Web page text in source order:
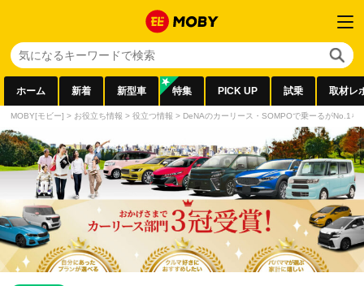
ホーム 新着 新型車 特集 PICK UP 試乗 取材レ
MOBY[モビー] > お役立ち情報 > 役立つ情報 > DeNAのカーリース・SOMPOで乗ーるがNo.1を